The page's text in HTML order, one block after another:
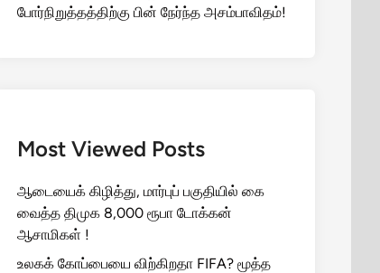
போர்நிறுத்தத்திற்கு பின் நேர்ந்த அசம்பாவிதம்!
Most Viewed Posts
ஆடையைக் கிழித்து, மார்புப் பகுதியில் கை
வைத்த திமுக 8,000 ரூபா டோக்கன்
ஆசாமிகள் !
உலகக் கோப்பையை விற்கிறதா FIFA? மூத்த